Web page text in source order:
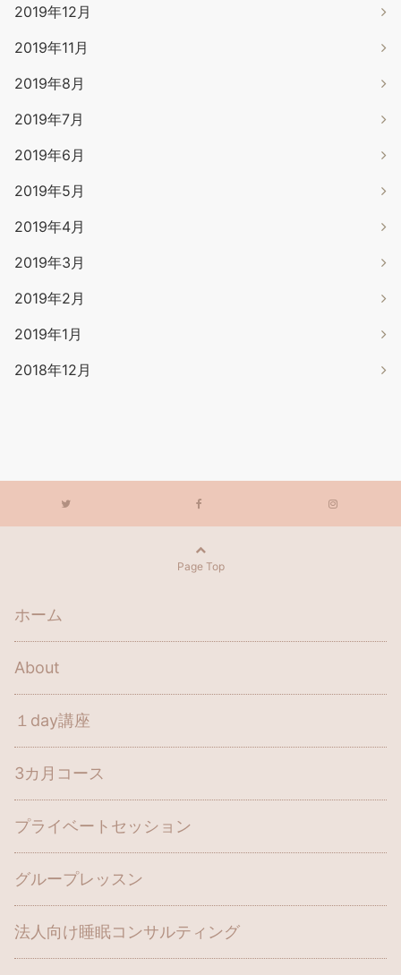
2019年12月
2019年11月
2019年8月
2019年7月
2019年6月
2019年5月
2019年4月
2019年3月
2019年2月
2019年1月
2018年12月
Page Top
ホーム
About
１day講座
3カ月コース
プライベートセッション
グループレッスン
法人向け睡眠コンサルティング